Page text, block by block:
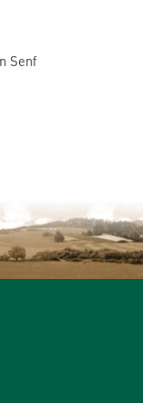
Senf